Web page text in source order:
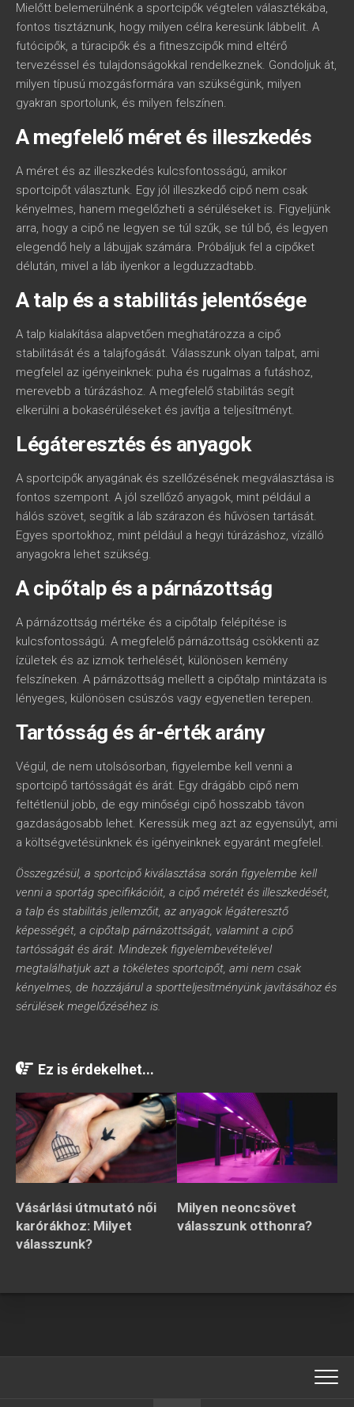
Mielőtt belemerülnénk a sportcipők végtelen választékába,
fontos tisztáznunk, hogy milyen célra keresünk lábbelit. A
futócipők, a túracipők és a fitneszcipők mind eltérő
tervezéssel és tulajdonságokkal rendelkeznek. Gondoljuk át,
milyen típusú mozgásformára van szükségünk, milyen
gyakran sportolunk, és milyen felszínen.
A megfelelő méret és illeszkedés
A méret és az illeszkedés kulcsfontosságú, amikor
sportcipőt választunk. Egy jól illeszkedő cipő nem csak
kényelmes, hanem megelőzheti a sérüléseket is. Figyeljünk
arra, hogy a cipő ne legyen se túl szűk, se túl bő, és legyen
elegendő hely a lábujjak számára. Próbáljuk fel a cipőket
délután, mivel a láb ilyenkor a legduzzadtabb.
A talp és a stabilitás jelentősége
A talp kialakítása alapvetően meghatározza a cipő
stabilitását és a talajfogását. Válasszunk olyan talpat, ami
megfelel az igényeinknek: puha és rugalmas a futáshoz,
merevebb a túrázáshoz. A megfelelő stabilitás segít
elkerülni a bokasérüléseket és javítja a teljesítményt.
Légáteresztés és anyagok
A sportcipők anyagának és szellőzésének megválasztása is
fontos szempont. A jól szellőző anyagok, mint például a
hálós szövet, segítik a láb szárazon és hűvösen tartását.
Egyes sportokhoz, mint például a hegyi túrázáshoz, vízálló
anyagokra lehet szükség.
A cipőtalp és a párnázottság
A párnázottság mértéke és a cipőtalp felépítése is
kulcsfontosságú. A megfelelő párnázottság csökkenti az
ízületek és az izmok terhelését, különösen kemény
felszíneken. A párnázottság mellett a cipőtalp mintázata is
lényeges, különösen csúszós vagy egyenetlen terepen.
Tartósság és ár-érték arány
Végül, de nem utolsósorban, figyelembe kell venni a
sportcipő tartósságát és árát. Egy drágább cipő nem
feltétlenül jobb, de egy minőségi cipő hosszabb távon
gazdaságosabb lehet. Keressük meg azt az egyensúlyt, ami
a költségvetésünknek és igényeinknek egyaránt megfelel.
Összegzésül, a sportcipő kiválasztása során figyelembe kell
venni a sportág specifikációit, a cipő méretét és illeszkedését,
a talp és stabilitás jellemzőit, az anyagok légáteresztő
képességét, a cipőtalp párnázottságát, valamint a cipő
tartósságát és árát. Mindezek figyelembevételével
megtalálhatjuk azt a tökéletes sportcipőt, ami nem csak
kényelmes, de hozzájárul a sportteljesítményünk javításához és
sérülések megelőzéséhez is.
Ez is érdekelhet...
Vásárlási útmutató női
karórákhoz: Milyet
válasszunk?
Milyen neoncsövet
válasszunk otthonra?